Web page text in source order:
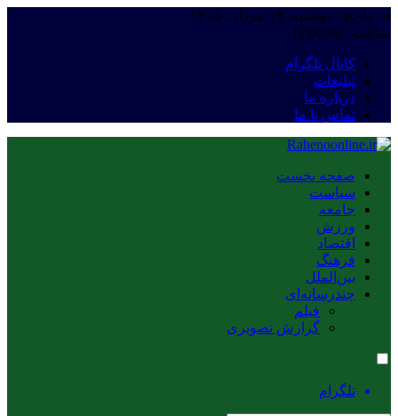
تاریخ : دوشنبه, ۱۹ مرداد , ۱۴۰۵
ساعت : 12:00:49
کانال تلگرام
تبلیغات
درباره ما
تماس با ما
صفحه نخست
سیاست
جامعه
ورزش
اقتصاد
فرهنگ
بین‌الملل
چندرسانه‌ای
فیلم
گزارش تصویری
تلگرام